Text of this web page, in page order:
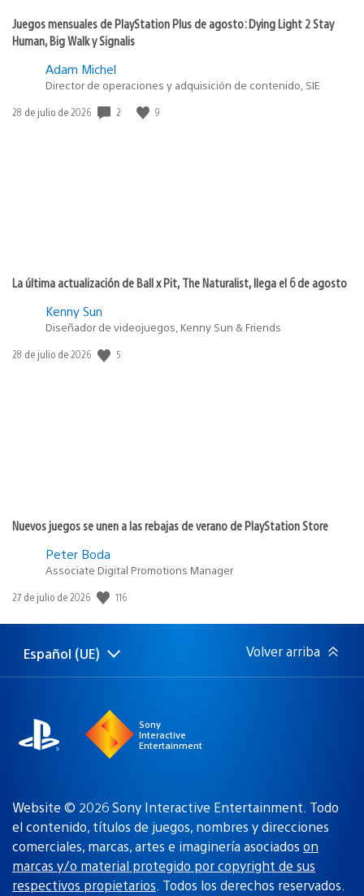
Juegos mensuales de PlayStation Plus de agosto: Dying Light 2 Stay
Human, Big Walk y Signalis
Adam Michel
Director de operaciones y adquisición de contenido, SIE
Fecha
28 de julio de 2026 2 9
La última actualización de Ball x Pit, The Naturalist, llega el 6 de agosto
Kenny Sun
Diseñador de videojuegos, Kenny Sun & Friends
Fecha
28 de julio de 2026 5
Nuevos juegos se unen a las rebajas de verano de PlayStation Store
Peter Boda
Associate Digital Promotions Manager
Fecha
publicación:
27 de julio de 2026 116
Selecciona
una
Región
actual:
Español (UE) Volver arriba
Sony
Interactive
Entertainment
Website © 2026 Sony Interactive Entertainment. Todo
el contenido, títulos de juegos, nombres y direcciones
comerciales, marcas, artes e imaginería asociados on
marcas y/o material protegido por copyright de sus
respectivos propietarios. Todos los derechos reservados.